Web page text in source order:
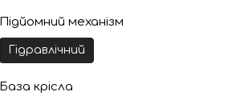
Підйомний механізм
Гідравлічний
База крісла